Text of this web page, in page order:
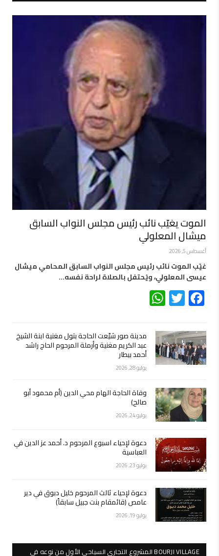
الموت يغيّب نائب رئيس مجلس النواب السابق
ميشال المعلولي
أغسطس 5, 2026
غيّب الموت نائب رئيس مجلس النواب السابق المحامي ميشال
عيسى المعلولي، ويُحتفل بالصلاة لراحة نفسه…
Facebook
Twitter
مدينة صور شيّعت الحاجة بتول مغنية ابنة الشيخ
عبد الكريم مغنية وأرملة المرحوم الحاج راشد
أحمد بيطار
يوليو 28, 2026
وفاة الحاجة الهام محي الدين (أم محمود أبو
صالح)
يوليو 24, 2026
دعوة لإحياء اسبوع المرحوم د. أحمد عز الدين في
العباسية
يوليو 23, 2026
دعوة لإحياء ثالث المرحوم خليل دبوق في دير
عامص (قائمقام بنت جبيل سابقاً)
يوليو 19, 2026
BOURJI VILLAGE المشروع التجاري السياحي الأول من نوعه في